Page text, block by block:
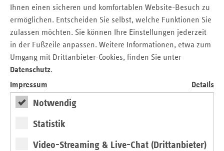
Ihnen einen sicheren und komfortablen Website-Besuch zu
ermöglichen. Entscheiden Sie selbst, welche Funktionen Sie
zulassen möchten. Sie können Ihre Einstellungen jederzeit
in der Fußzeile anpassen. Weitere Informationen, etwa zum
Umgang mit Drittanbieter-Cookies, finden Sie unter
Datenschutz.
Impressum
Details
Notwendig
Statistik
Video-Streaming & Live-Chat (Drittanbieter)
Der Beitragssatz in der sozialen Pflegeversicherung bleibt
zunächst bei 3,6 Prozent stabil. Arbeitgeber und
Beschäftigte tragen die Beiträge wie bisher jeweils zur
Hälfte. Für Eltern mit mehreren Kindern gelten weiterhin
geringere Beitragssätze. Versicherte ohne Kinder ab 23
Jahren zahlen weiterhin einen zusätzlichen
Elektronische Patientenakte:
Weiterentwicklung des digitalen
Medikationsprozesses